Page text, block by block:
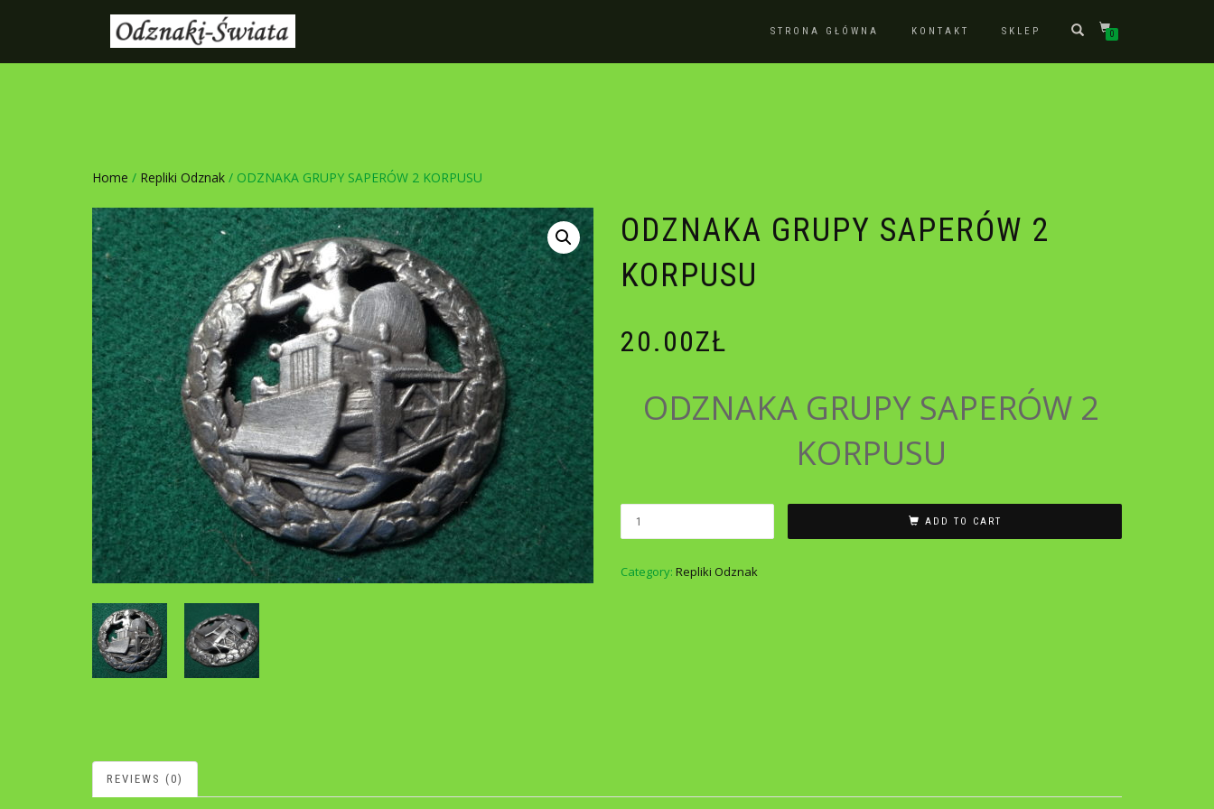
STRONA GŁÓWNA KONTAKT SKLEP 0
Home / Repliki Odznak / ODZNAKA GRUPY SAPERÓW 2 KORPUSU
ODZNAKA GRUPY SAPERÓW 2
KORPUSU
20.00ZŁ
ODZNAKA GRUPY SAPERÓW 2
KORPUSU
ADD TO CART
Category: Repliki Odznak
REVIEWS (0)